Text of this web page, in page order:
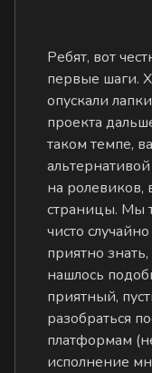
Ребят, вот
первые шаги.
опускали
проекта
таком темпе,
на ролевиков,
страницы. Мы
чисто
приятно
нашлось
приятный,
разобраться
платформам
исполнение